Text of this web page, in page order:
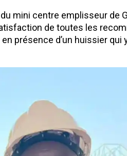
mini centre emplisseur de
de toutes les
présence d’un huissier qui